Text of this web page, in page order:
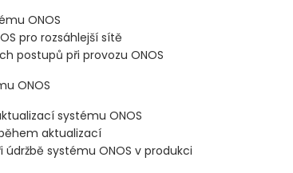
ONOS
pro rozsáhlejší sítě
postupů při provozu ONOS
ONOS
systému ONOS
aktualizací
systému ONOS v produkci